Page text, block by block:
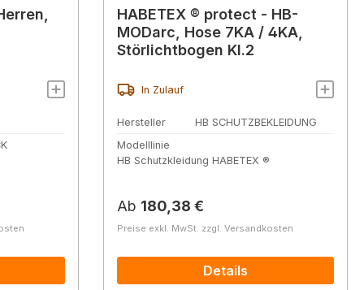
HABETEX ® protect - HB-
MODarc, Hose 7KA / 4KA,
Störlichtbogen Kl.2
In Zulauf
Hersteller
HB SCHUTZBEKLEIDUNG
Modelllinie
HB Schutzkleidung HABETEX ®
Regulärer Preis:
Ab 180,38 €
Preise exkl. MwSt. zzgl. Versandkosten
Details